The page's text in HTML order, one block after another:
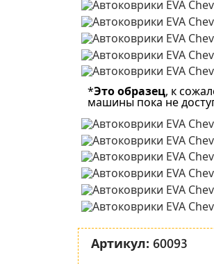
*Это образец, к
машины пока не
Артикул: 60093